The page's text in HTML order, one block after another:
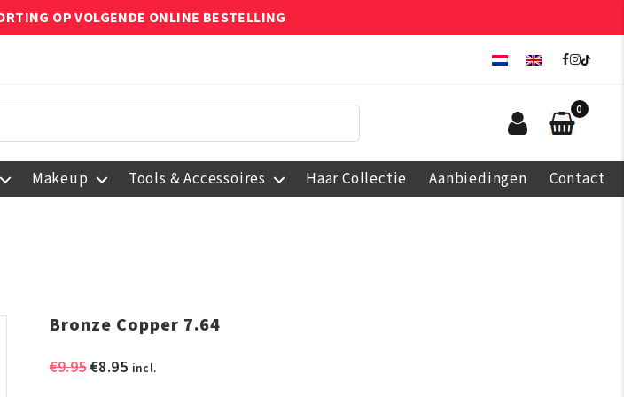
OP VOLGENDE ONLINE BESTELLING
0
Makeup Tools & Accessoires Haar Collectie Aanbiedingen Contact
Bronze Copper 7.64
€9.95Oorspronkelijke
€8.95Huidige
incl.